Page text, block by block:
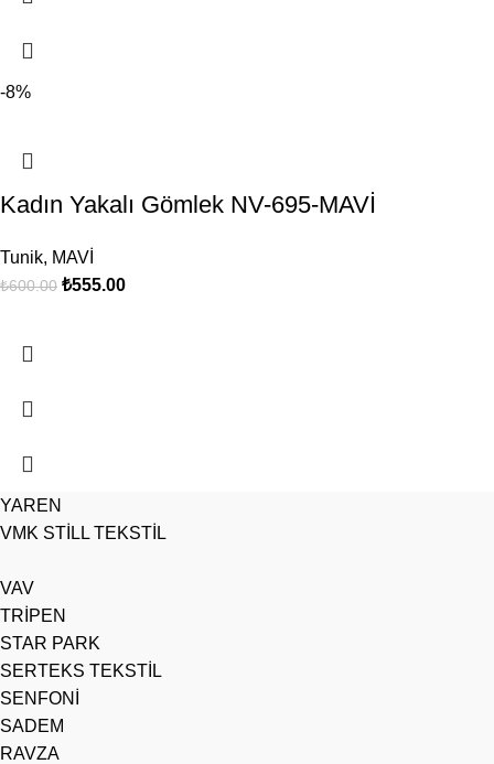
-8%
Kadın Yakalı Gömlek NV-695-MAVİ
Tunik, MAVİ
₺600.00 ₺555.00
YAREN
VMK STİLL TEKSTİL
VAV
TRİPEN
STAR PARK
SERTEKS TEKSTİL
SENFONİ
SADEM
RAVZA